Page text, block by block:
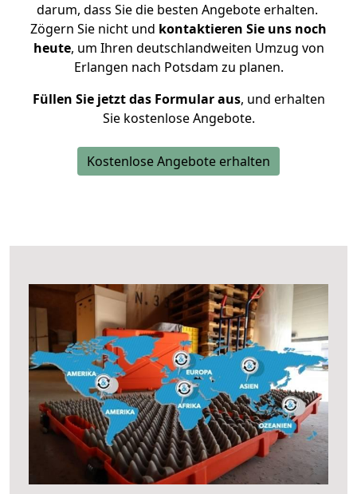
darum, dass Sie die besten Angebote erhalten.
Zögern Sie nicht und kontaktieren Sie uns noch
heute, um Ihren deutschlandweiten Umzug von
Erlangen nach Potsdam zu planen.
Füllen Sie jetzt das Formular aus, und erhalten
Sie kostenlose Angebote.
Kostenlose Angebote erhalten